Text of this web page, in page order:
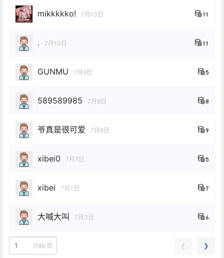
mikkkkko! 7月13日 11
. 7月10日 11
GUNMU 7月9日 5
589589985 7月8日 8
爷真是很可爱 7月8日 9
xibei0 7月7日 5
xibei 7月7日 7
大喊大叫 7月3日 6
/186 页 ❮ ❯